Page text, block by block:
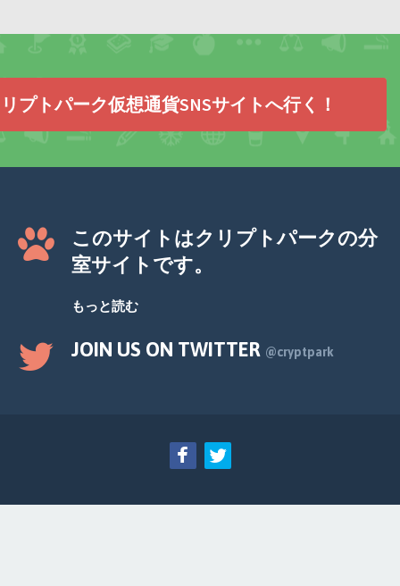
プトパーク仮想通貨SNSサイトへ行く！
このサイトはクリプトパークの分
室サイトです。
もっと読む
JOIN US ON TWITTER @cryptpark